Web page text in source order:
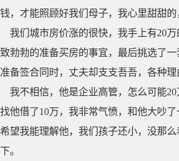
钱，才能照顾好我们母子，我心里甜甜
我们城市房价涨的很快，我手上有20
致勃勃的准备买房的事宜，最后挑选了
准备签合同时，丈夫却支支吾吾，各种
我不相信，他是企业高管，怎么可能
找他借了10万，我非常气愤，和他大吵
希望我能理解他，我们孩子还小，没那
下。